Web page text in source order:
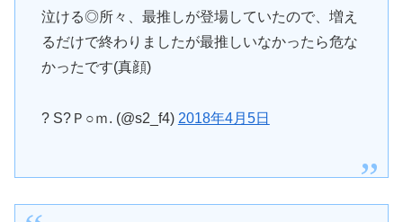
泣ける◎所々、最推しが登場していたので、増え
るだけで終わりましたが最推しいなかったら危な
かったです(真顔)
? S?Ｐ○ｍ. (@s2_f4) 2018年4月5日